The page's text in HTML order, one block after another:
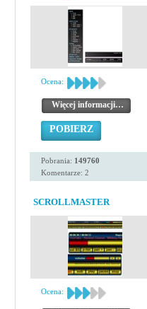
Ocena:
Więcej informacji…
POBIERZ
Pobrania: 149760
Komentarze: 2
SCROLLMASTER
Ocena: